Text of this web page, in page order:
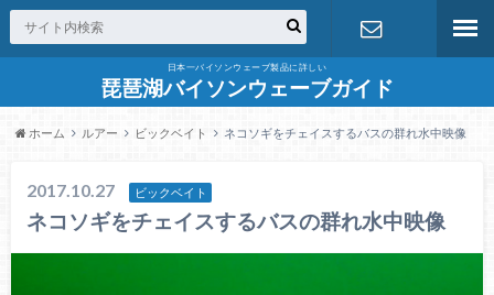
日本一バイソンウェーブ製品に詳しい
琵琶湖バイソンウェーブガイド
お問合せ
ホーム ルアー ビックベイト ネコソギをチェイスするバスの群れ水中映像
2017.10.27 ビックベイト
ネコソギをチェイスするバスの群れ水中映像